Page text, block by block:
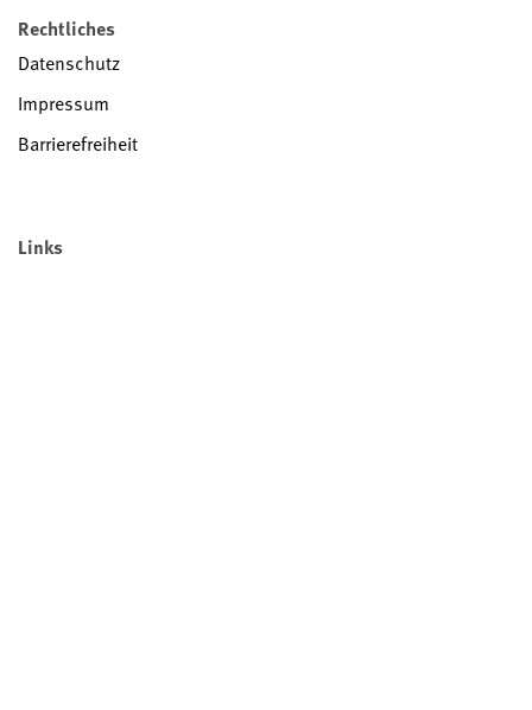
Rechtliches
Datenschutz
Impressum
Barrierefreiheit
Links